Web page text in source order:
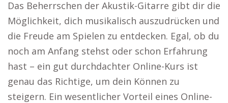
Das Beherrschen der Akustik-Gitarre gibt dir die
Möglichkeit, dich musikalisch auszudrücken und
die Freude am Spielen zu entdecken. Egal, ob du
noch am Anfang stehst oder schon Erfahrung
hast – ein gut durchdachter Online-Kurs ist
genau das Richtige, um dein Können zu
steigern. Ein wesentlicher Vorteil eines Online-